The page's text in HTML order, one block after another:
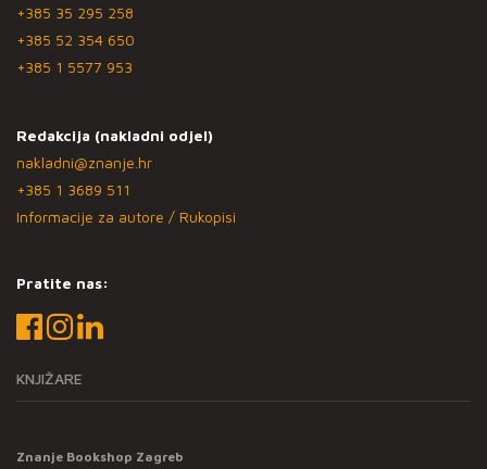
+385 35 295 258
+385 52 354 650
+385 1 5577 953
Redakcija (nakladni odjel)
nakladni@znanje.hr
+385 1 3689 511
Informacije za autore / Rukopisi
Pratite nas:
KNJIŽARE
Znanje Bookshop Zagreb